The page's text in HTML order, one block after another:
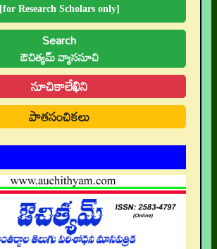
[for Research Scholars only]
Search
ఔచిత్యమ్ వ్యాససూచి
సూచికాలేఖిని
పాతసంచికలు